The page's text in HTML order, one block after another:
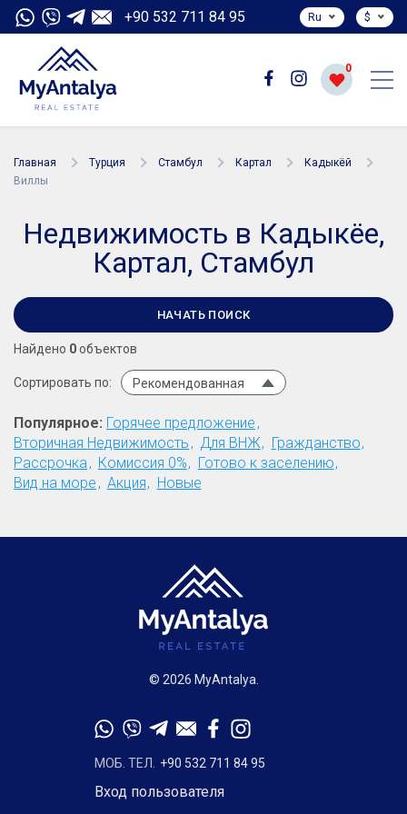
+90 532 711 84 95 Ru $
0
Главная Турция Стамбул Картал
Кадыкёй
Виллы
Недвижимость в Кадыкёе,
Картал, Стамбул
НАЧАТЬ ПОИСК
Найдено 0объектов
Сортировать по: Рекомендованная
Популярное: Горячее предложение
Вторичная Недвижимость
Для ВНЖ
Гражданство
Рассрочка
Комиссия 0%
Готово к заселению
Вид на море
Акция Новые
© 2026 MyAntalya.
МОБ. ТЕЛ. +90 532 711 84 95
Вход пользователя